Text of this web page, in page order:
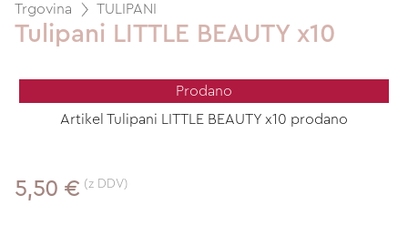
Trgovina TULIPANI
Tulipani LITTLE BEAUTY x10
Prodano
Artikel Tulipani LITTLE BEAUTY x10 prodano
5,50 € (z DDV)